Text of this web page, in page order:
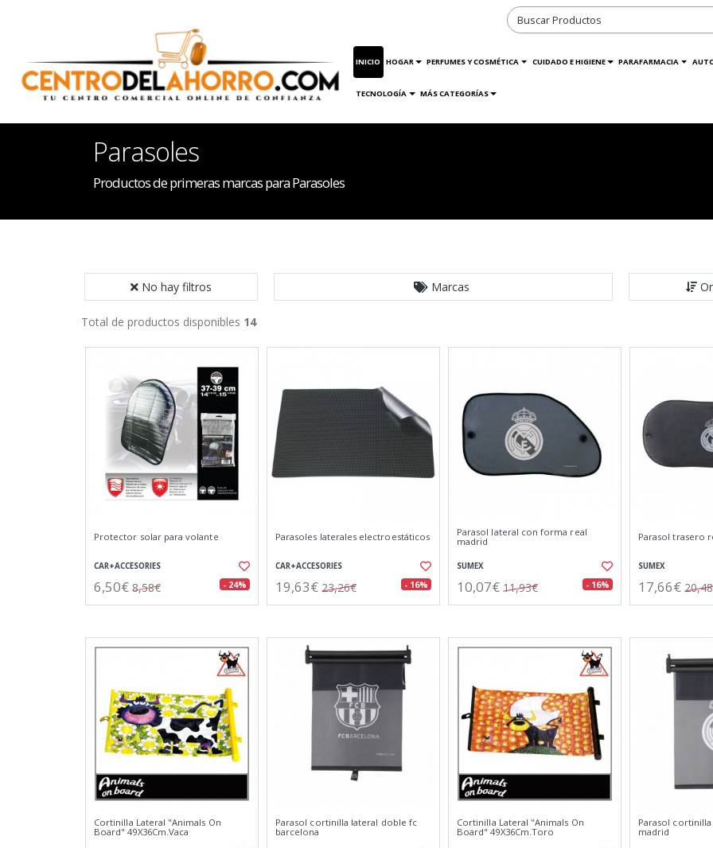
INICIO HOGAR PERFUMES Y COSMÉTICA CUIDADO E HIGIENE PARAFARMACIA
TECNOLOGÍA MÁS CATEGORÍAS
Parasoles
Productos de primeras marcas para Parasoles
No hay filtros Marcas
Total de productos disponibles 14
Protector solar para volante
CAR+ACCESORIES
6,50€ 8,58€ - 24%
Parasoles laterales electroestáticos
CAR+ACCESORIES
19,63€ 23,26€ - 16%
Parasol lateral con forma real
madrid
SUMEX
10,07€ 11,93€ - 16%
Parasol trasero
SUMEX
17,66€
Cortinilla Lateral "Animals On
Board" 49X36Cm.Vaca
Parasol cortinilla lateral doble fc
barcelona
Cortinilla Lateral "Animals On
Board" 49X36Cm.Toro
Parasol
madrid